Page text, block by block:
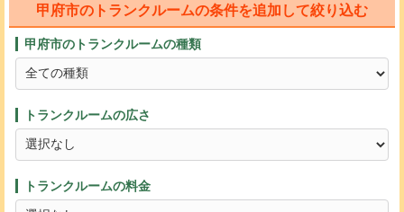
甲府市のトランクルームの条件を追加して絞り込む
甲府市のトランクルームの種類
トランクルームの広さ
トランクルームの料金